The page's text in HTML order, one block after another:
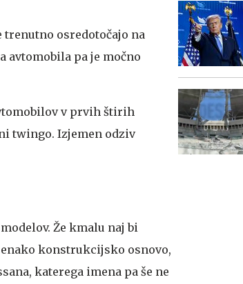
trenutno osredotočajo na
avtomobila pa je močno
v prvih štirih
twingo. Izjemen odziv
Že kmalu naj bi
konstrukcijsko osnovo,
katerega imena pa še ne